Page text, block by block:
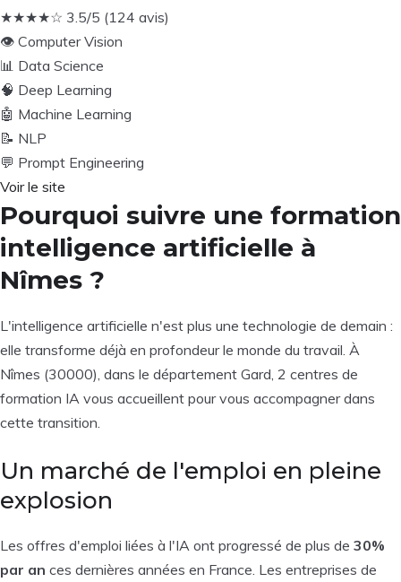
★★★★☆ 3.5/5 (124 avis)
👁️ Computer Vision
📊 Data Science
🧠 Deep Learning
🤖 Machine Learning
📝 NLP
💬 Prompt Engineering
Voir le site
Pourquoi suivre une formation
intelligence artificielle à
Nîmes ?
L'intelligence artificielle n'est plus une technologie de demain :
elle transforme déjà en profondeur le monde du travail. À
Nîmes (30000), dans le département Gard, 2 centres de
formation IA vous accueillent pour vous accompagner dans
cette transition.
Un marché de l'emploi en pleine
explosion
Les offres d'emploi liées à l'IA ont progressé de plus de 30%
par an ces dernières années en France. Les entreprises de